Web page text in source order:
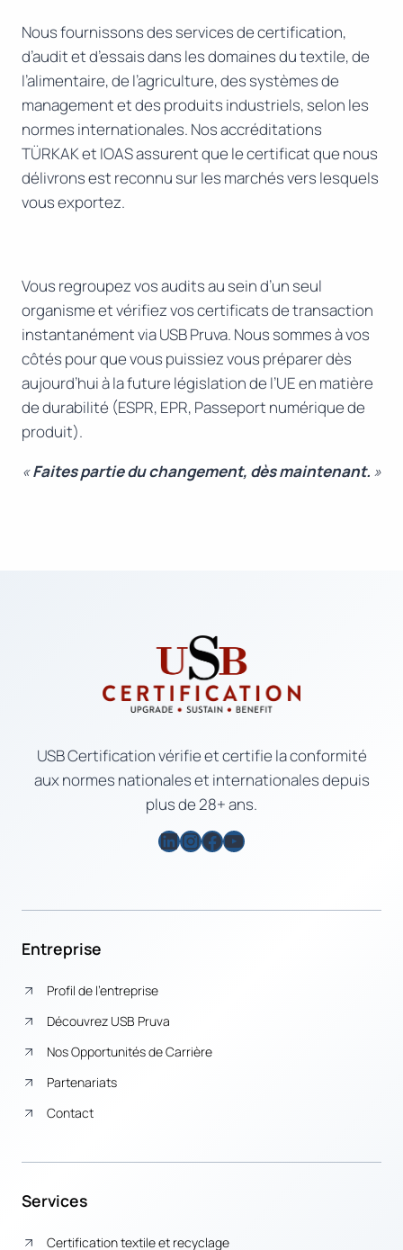
Nous fournissons des services de certification,
d’audit et d’essais dans les domaines du textile, de
l’alimentaire, de l’agriculture, des systèmes de
management et des produits industriels, selon les
normes internationales. Nos accréditations
TÜRKAK et IOAS assurent que le certificat que nous
délivrons est reconnu sur les marchés vers lesquels
vous exportez.
Vous regroupez vos audits au sein d’un seul
organisme et vérifiez vos certificats de transaction
instantanément via USB Pruva. Nous sommes à vos
côtés pour que vous puissiez vous préparer dès
aujourd’hui à la future législation de l’UE en matière
de durabilité (ESPR, EPR, Passeport numérique de
produit).
«Faites partie du changement, dès maintenant. »
USB Certification vérifie et certifie la conformité
aux normes nationales et internationales depuis
plus de 28+ ans.
LinkedIn
Instagram
Facebook
YouTube
Entreprise
Profil de l’entreprise
Découvrez USB Pruva
Nos Opportunités de Carrière
Partenariats
Contact
Services
Certification textile et recyclage